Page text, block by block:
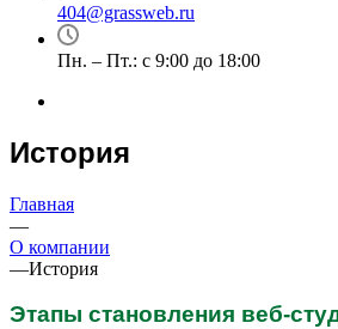
404@grassweb.ru
Пн. – Пт.: с 9:00 до 18:00
История
Главная
—
О компании
—История
Этапы становления веб-